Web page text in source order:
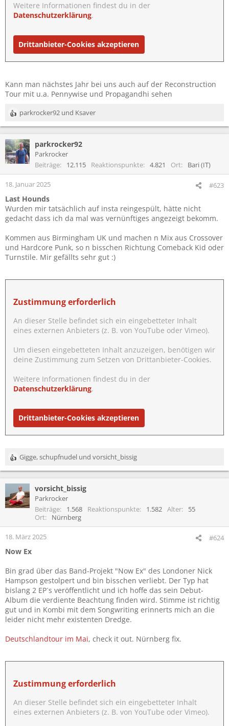
Weitere Informationen findest du in der
Datenschutzerklärung.
Drittanbieter-Cookies akzeptieren
Kann man nächstes Jahr bei uns auch auf der Reconstruction
Tour mit u.a. Pennywise und Propagandhi sehen
R
e
k
t
i
o
n
n
:
parkrocker92 und Ksaver
parkrocker92
Parkrocker
Beiträge
12.115 Reaktionspunkte 4.821 Ort Bari (IT)
18. Januar 2025 #623
Last Hounds
Wurden mir tatsächlich auf insta reingespült, hätte nicht
gedacht dass ich da mal was vernünftiges angezeigt bekomm.
Kommen aus Birmingham UK und machen n Mix aus Crossover
und Hardcore Punk, so n bisschen Richtung Comeback Kid oder
Turnstile. Mir gefällts sehr gut :)
Zustimmung erforderlich
An dieser Stelle befindet sich ein eingebetteter Inhalt
eines externen Anbieters (z. B. von YouTube oder Vimeo).
Um diesen eingebetteten Inhalt anzuzeigen, benötigen wir
deine Zustimmung zum Setzen von Drittanbieter-Cookies.
Weitere Informationen findest du in der
Datenschutzerklärung.
Drittanbieter-Cookies akzeptieren
R
e
t
i
n
e
:
Gigge,schupfnudel und vorsicht_bissig
vorsicht_bissig
Parkrocker
Beiträge
1.568 Reaktionspunkte 1.582 Alter
55
Ort
Nürnberg
18. März 2025 #624
Now Ex
Bin grad über das Band-Projekt "Now Ex" des Londoner Nick
Hampson gestolpert und bin bisschen verliebt. Der Typ hat
bislang 2 EP´s veröffentlicht und ich hoffe das sein Debut-
Album die verdiente Beachtung finden wird. Stimme ist richtig
gut und in Kombi mit dem Songwriting erinnerts mich an die
leider nicht mehr existenten Dredge.
Deutschlandtour im Mai, check it out. Nürnberg fix.
Zustimmung erforderlich
An dieser Stelle befindet sich ein eingebetteter Inhalt
eines externen Anbieters (z. B. von YouTube oder Vimeo).